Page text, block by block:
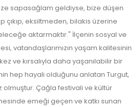
sapasağlam geldiyse, bize düşen
eksiltmeden, bilakis üzerine
aktarmaktır." İlçenin sosyal ve
vatandaşlarımızın yaşam kalitesinin
ve kırsalıyla daha yaşanılabilir bir
hep hayali olduğunu anlatan Turgut,
Çağla festivali ve kültür
emeği geçen ve katkı sunan